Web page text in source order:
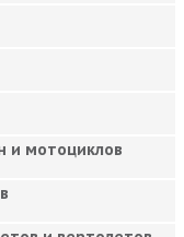
и мотоциклов